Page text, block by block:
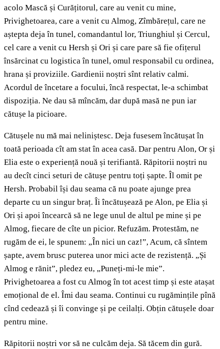
acolo Mască și Curățitorul, care au venit cu mine,
Privighetoarea, care a venit cu Almog, Zîmbărețul, care ne
aștepta deja în tunel, comandantul lor, Triunghiul și Cercul,
cel care a venit cu Hersh și Ori și care pare să fie ofițerul
însărcinat cu logistica în tunel, omul responsabil cu ordinea,
hrana și proviziile. Gardienii noștri sînt relativ calmi.
Acordul de încetare a focului, încă respectat, le-a schimbat
dispoziția. Ne dau să mîncăm, dar după masă ne pun iar
cătușe la picioare.
Cătușele nu mă mai neliniștesc. Deja fusesem încătușat în
toată perioada cît am stat în acea casă. Dar pentru Alon, Or și
Elia este o experiență nouă și terifiantă. Răpitorii noștri nu
au decît cinci seturi de cătușe pentru toți șapte. Îl omit pe
Hersh. Probabil își dau seama că nu poate ajunge prea
departe cu un singur braț. Îi încătușează pe Alon, pe Elia și
Ori și apoi încearcă să ne lege unul de altul pe mine și pe
Almog, fiecare de cîte un picior. Refuzăm. Protestăm, ne
rugăm de ei, le spunem: „În nici un caz!”, Acum, că sîntem
șapte, avem brusc puterea unor mici acte de rezistență. „Și
Almog e rănit”, pledez eu, „Puneți-mi-le mie”.
Privighetoarea a fost cu Almog în tot acest timp și este atașat
emoțional de el. Îmi dau seama. Continui cu rugămințile pînă
cînd cedează și îi convinge și pe ceilalți. Obțin cătușele doar
pentru mine.
Răpitorii noștri vor să ne culcăm deja. Să tăcem din gură.